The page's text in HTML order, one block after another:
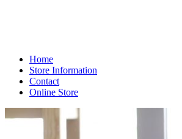
Home
Store Information
Contact
Online Store